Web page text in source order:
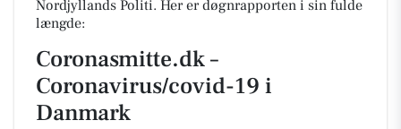
Nordjyllands Politi. Her er døgnrapporten i sin fulde
længde:
Coronasmitte.dk –
Coronavirus/covid-19 i
Danmark